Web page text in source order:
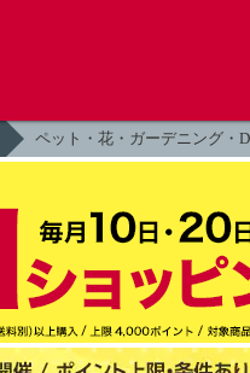
ペット・花・ガーデニング・